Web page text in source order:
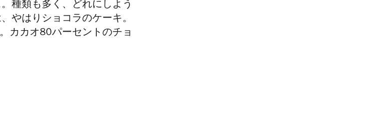
種類も多く、どれにしよう
やはりショコラのケーキ。
カカオ80パーセントのチョ